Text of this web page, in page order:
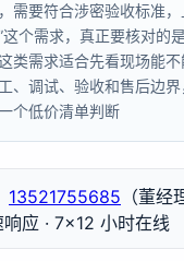
需要符合涉密验收标准
这个需求，真正要核对的
类需求适合先看现场能
、调试、验收和售后边
个低价清单判断
13521755685 （董
响应 · 7×12 小时在线